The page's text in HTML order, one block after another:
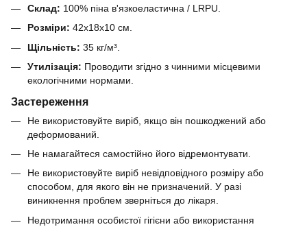
Склад: 100% піна в'язкоеластична / LRPU.
Розміри: 42x18x10 см.
Щільність: 35 кг/м³.
Утилізація: Проводити згідно з чинними місцевими
екологічними нормами.
Застереження
Не використовуйте виріб, якщо він пошкоджений або
деформований.
Не намагайтеся самостійно його відремонтувати.
Не використовуйте виріб невідповідного розміру або
способом, для якого він не призначений. У разі
виникнення проблем зверніться до лікаря.
Недотримання особистої гігієни або використання